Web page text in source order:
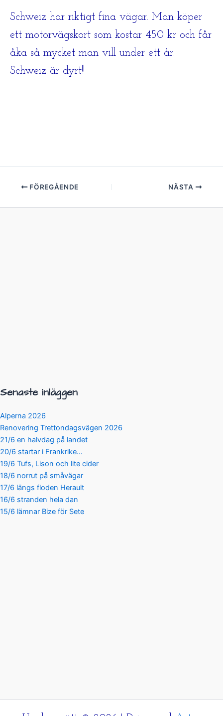
Schweiz har riktigt fina vägar. Man köper
ett motorvägskort som kostar 450 kr och får
åka så mycket man vill under ett år.
Schweiz är dyrt!!
FÖREGÅENDE NÄSTA
Senaste inläggen
Alperna 2026
Renovering Trettondagsvägen 2026
21/6 en halvdag på landet
20/6 startar i Frankrike…
19/6 Tufs, Lison och lite cider
18/6 norrut på småvägar
17/6 längs floden Herault
16/6 stranden hela dan
15/6 lämnar Bize för Sete